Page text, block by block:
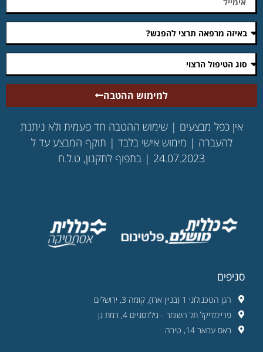
למימוש ההטבה
אין כפל מבצעים | שימוש ההטבה חד פעמית ולא ניתנת
להעברה | מימוש אישי בלבד | תוקף המבצע עד ל
24.07.2023 | בתפוף לתקנון, ט.ל.ח
סניפים
הגן הטכנולוגי 1 (בניין ארז), קומה 3, ירושלים
פריימדיקל תל השומר - גילדסגיים 4, רמת גן
ראס עמאר 14, טירה